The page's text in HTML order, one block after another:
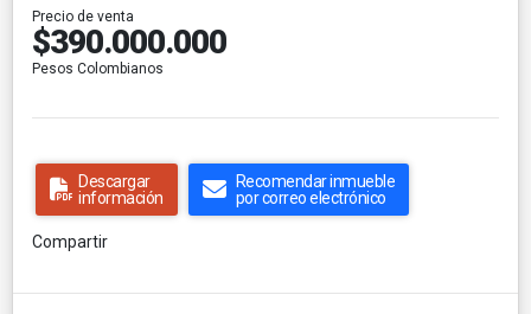
Precio de venta
$390.000.000
Pesos Colombianos
Descargar
información
Recomendar inmueble
por correo electrónico
Compartir